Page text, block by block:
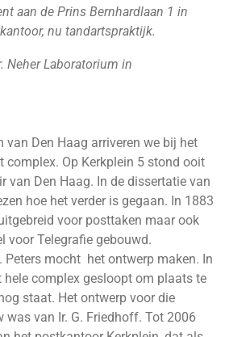
aan de Prins Bernhardlaan 1 in
nu tandartspraktijk.
Neher Laboratorium in
van Den Haag arriveren we bij het
complex. Op Kerkplein 5 stond ooit
van Den Haag. In de dissertatie van
hoe het verder is gegaan. In 1883
voor posttaken maar ook
voor Telegrafie gebouwd.
Peters mocht het ontwerp maken. In
hele complex gesloopt om plaats te
staat. Het ontwerp voor die
van Ir. G. Friedhoff. Tot 2006